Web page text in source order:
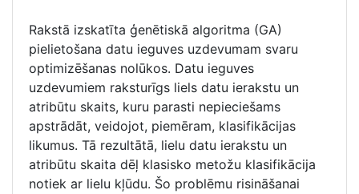
Rakstā izskatīta ģenētiskā algoritma (GA)
pielietošana datu ieguves uzdevumam svaru
optimizēšanas nolūkos. Datu ieguves
uzdevumiem raksturīgs liels datu ierakstu un
atribūtu skaits, kuru parasti nepieciešams
apstrādāt, veidojot, piemēram, klasifikācijas
likumus. Tā rezultātā, lielu datu ierakstu un
atribūtu skaita dēļ klasisko metožu klasifikācija
notiek ar lielu kļūdu. Šo problēmu risināšanai